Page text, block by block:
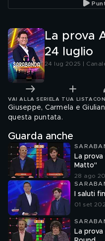
La prova
24 luglio
24 lug 2025 |
VAI ALLA SERIE LA TUA LISTA
Giuseppe, Carmela e
questa puntata.
Guarda anche
La
Matto"
28 ago
I saluti
01 set
La